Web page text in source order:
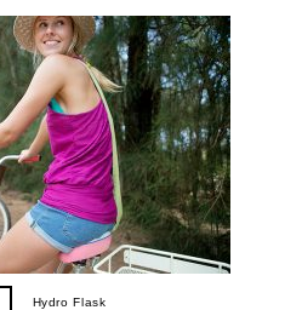
Hydro Flask